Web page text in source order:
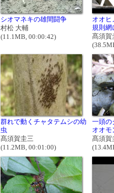
シオマネキの雄間闘争
村松 大輔
(11.1MB, 00:00:42)
オオヒ
規則網
髙須賀
群れで動くチャタテムシの幼
虫
髙須賀圭三
(11.2MB, 00:01:00)
一頭の
オオモ
髙須賀